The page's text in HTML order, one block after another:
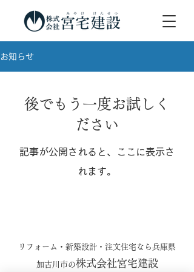
お知らせ
後でもう一度お試しく
ださい
記事が公開されると、ここに表示さ
れます。
リフォーム・新築設計・注文住宅なら兵庫県
加古川市の株式会社宮宅建設